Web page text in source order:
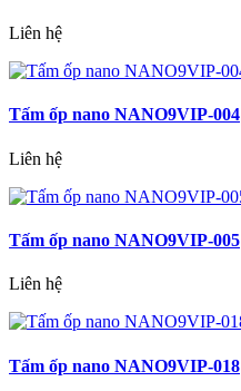
Liên hệ
Tấm ốp nano NANO9VIP-004
Liên hệ
Tấm ốp nano NANO9VIP-005
Liên hệ
Tấm ốp nano NANO9VIP-018